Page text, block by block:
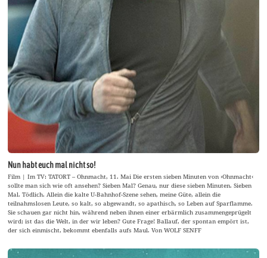
Nun habt euch mal nicht so!
Film | Im TV: TATORT – Ohnmacht, 11. Mai Die ersten sieben Minuten von ›Ohnmacht‹
sollte man sich wie oft ansehen? Sieben Mal? Genau, nur diese sieben Minuten. Sieben
Mal. Tödlich. Allein die kalte U-Bahnhof-Szene sehen, meine Güte, allein die
teilnahmslosen Leute, so kalt, so abgewandt, so apathisch, so Leben auf Sparflamme.
Sie schauen gar nicht hin, während neben ihnen einer erbärmlich zusammengeprügelt
wird; ist das die Welt, in der wir leben? Gute Frage! Ballauf, der spontan empört ist,
der sich einmischt, bekommt ebenfalls aufs Maul. Von WOLF SENFF